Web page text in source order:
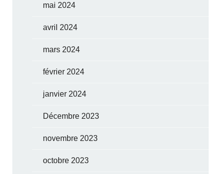
mai 2024
avril 2024
mars 2024
février 2024
janvier 2024
Décembre 2023
novembre 2023
octobre 2023